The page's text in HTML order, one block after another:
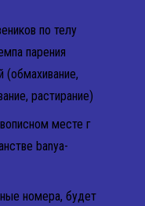
по телу
парения
(обмахивание,
растирание)
месте г
banya-
номера, будет